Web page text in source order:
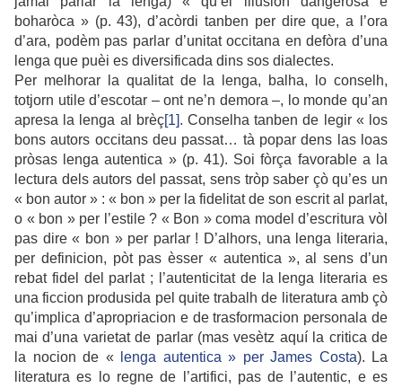
boharòca » (p. 43), d’acòrdi tanben per dire que, a l’ora
d’ara, podèm pas parlar d’unitat occitana en defòra d’una
lenga que puèi es diversificada dins sos dialectes.
Per melhorar la qualitat de la lenga, balha, lo conselh,
totjorn utile d’escotar – ont ne’n demora –, lo monde qu’an
apresa la lenga al brèç[1]. Conselha tanben de legir « los
bons autors occitans deu passat… tà popar dens las loas
pròsas lenga autentica » (p. 41). Soi fòrça favorable a la
lectura dels autors del passat, sens tròp saber çò qu’es un
« bon autor » : « bon » per la fidelitat de son escrit al parlat,
o « bon » per l’estile ? « Bon » coma model d’escritura vòl
pas dire « bon » per parlar ! D’alhors, una lenga literaria,
per definicion, pòt pas èsser « autentica », al sens d’un
rebat fidel del parlat ; l’autenticitat de la lenga literaria es
una ficcion produsida pel quite trabalh de literatura amb çò
qu’implica d’apropriacion e de trasformacion personala de
mai d’una varietat de parlar (mas vesètz aquí la critica de
la nocion de «
lenga autentica » per James Costa). La
literatura es lo regne de l’artifici, pas de l’autentic, e es